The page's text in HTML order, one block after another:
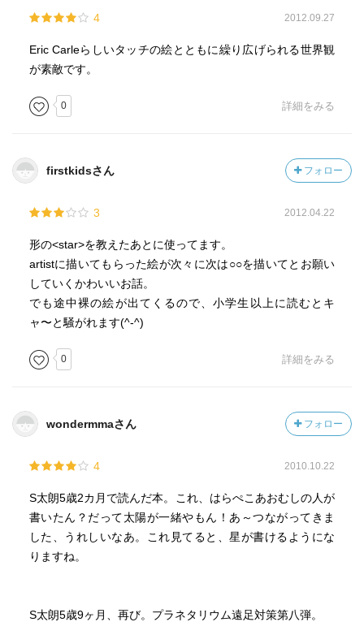
4 2012.09.27
Eric Carleらしいタッチの絵とともに繰り広げられる世界観
が素敵です。
0 詳細をみる
firstkidsさん フォロー
3 2012.04.22
形の<star>を教えたあとに使ってます。
artistに描いてもらった絵が次々に次は○○を描いてとお願い
していくかわいいお話。
でも途中裸の絵が出てくるので、小学生以上に読むとキ
ャ〜と騒がれます(^-^)
0 詳細をみる
wondermmaさん フォロー
4 2010.10.22
S太朗5歳2カ月で読んだ本。これ、はらぺこあおむしの人が
書いたん？だって太陽が一緒やもん！あ～つながってきま
した、うれしいなあ。これ見てると、星が書けるようにな
りますね。
S太朗5歳9ヶ月、再び。プラネタリウム遠足対策第八弾。